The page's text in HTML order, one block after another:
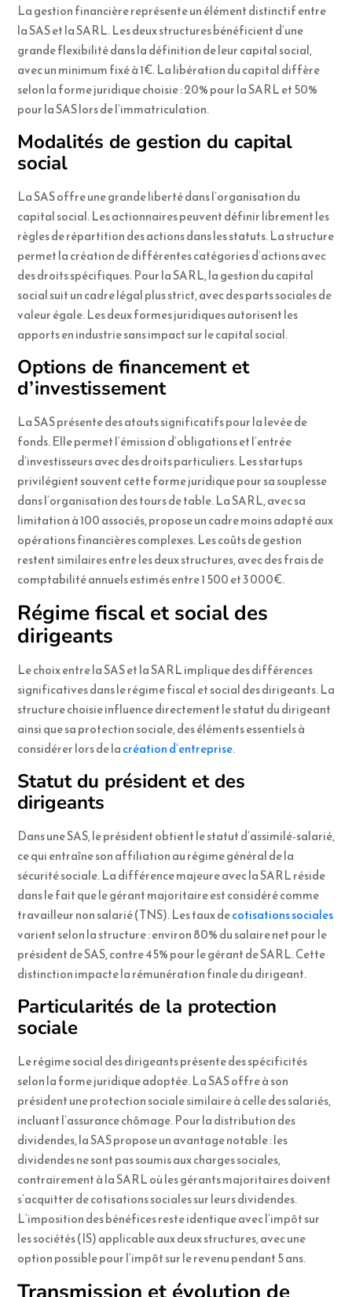
La gestion financière représente un élément distinctif entre
la SAS et la SARL. Les deux structures bénéficient d’une
grande flexibilité dans la définition de leur capital social,
avec un minimum fixé à 1€. La libération du capital diffère
selon la forme juridique choisie : 20% pour la SARL et 50%
pour la SAS lors de l’immatriculation.
Modalités de gestion du capital
social
La SAS offre une grande liberté dans l’organisation du
capital social. Les actionnaires peuvent définir librement les
règles de répartition des actions dans les statuts. La structure
permet la création de différentes catégories d’actions avec
des droits spécifiques. Pour la SARL, la gestion du capital
social suit un cadre légal plus strict, avec des parts sociales de
valeur égale. Les deux formes juridiques autorisent les
apports en industrie sans impact sur le capital social.
Options de financement et
d’investissement
La SAS présente des atouts significatifs pour la levée de
fonds. Elle permet l’émission d’obligations et l’entrée
d’investisseurs avec des droits particuliers. Les startups
privilégient souvent cette forme juridique pour sa souplesse
dans l’organisation des tours de table. La SARL, avec sa
limitation à 100 associés, propose un cadre moins adapté aux
opérations financières complexes. Les coûts de gestion
restent similaires entre les deux structures, avec des frais de
comptabilité annuels estimés entre 1 500 et 3 000€.
Régime fiscal et social des
dirigeants
Le choix entre la SAS et la SARL implique des différences
significatives dans le régime fiscal et social des dirigeants. La
structure choisie influence directement le statut du dirigeant
ainsi que sa protection sociale, des éléments essentiels à
considérer lors de lacréation d’entreprise.
Statut du président et des
dirigeants
Dans une SAS, le président obtient le statut d’assimilé-salarié,
ce qui entraîne son affiliation au régime général de la
sécurité sociale. La différence majeure avec la SARL réside
dans le fait que le gérant majoritaire est considéré comme
travailleur non salarié (TNS). Les taux decotisations sociales
varient selon la structure : environ 80% du salaire net pour le
président de SAS, contre 45% pour le gérant de SARL. Cette
distinction impacte la rémunération finale du dirigeant.
Particularités de la protection
sociale
Le régime social des dirigeants présente des spécificités
selon la forme juridique adoptée. La SAS offre à son
président une protection sociale similaire à celle des salariés,
incluant l’assurance chômage. Pour la distribution des
dividendes, la SAS propose un avantage notable : les
dividendes ne sont pas soumis aux charges sociales,
contrairement à la SARL où les gérants majoritaires doivent
s’acquitter de cotisations sociales sur leurs dividendes.
L’imposition des bénéfices reste identique avec l’impôt sur
les sociétés (IS) applicable aux deux structures, avec une
option possible pour l’impôt sur le revenu pendant 5 ans.